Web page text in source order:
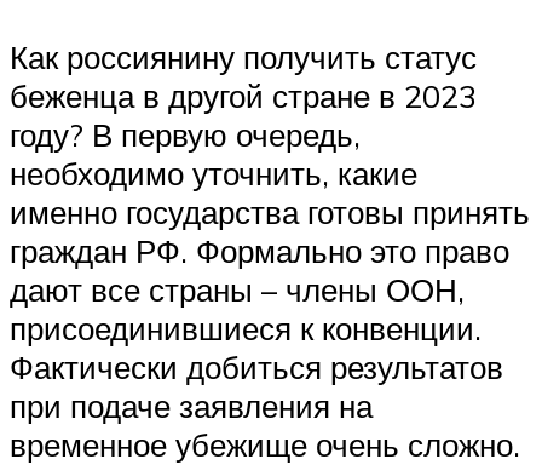
Как россиянину получить статус
беженца в другой стране в 2023
году? В первую очередь,
необходимо уточнить, какие
именно государства готовы принять
граждан РФ. Формально это право
дают все страны – члены ООН,
присоединившиеся к конвенции.
Фактически добиться результатов
при подаче заявления на
временное убежище очень сложно.